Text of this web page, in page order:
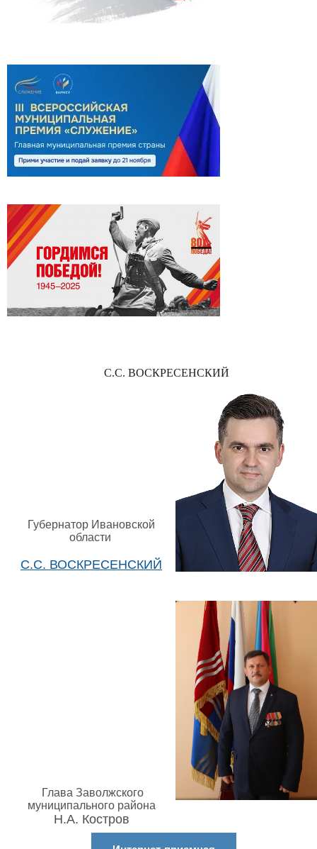
С.С. ВОСКРЕСЕНСКИЙ
Губернатор Ивановской
области
С.С. ВОСКРЕСЕНСКИЙ
Глава Заволжского
муниципального района
Н.А. Костров